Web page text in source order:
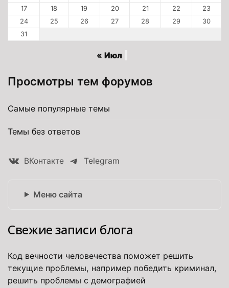
17
18 19 20 21 22
23
24
25 26 27 28 29
30
31
« Июл
Просмотры тем форумов
Самые популярные темы
Темы без ответов
ВКонтакте Telegram
Меню сайта
Свежие записи блога
Код вечности человечества поможет решить
текущие проблемы, например победить криминал,
решить проблемы с демографией